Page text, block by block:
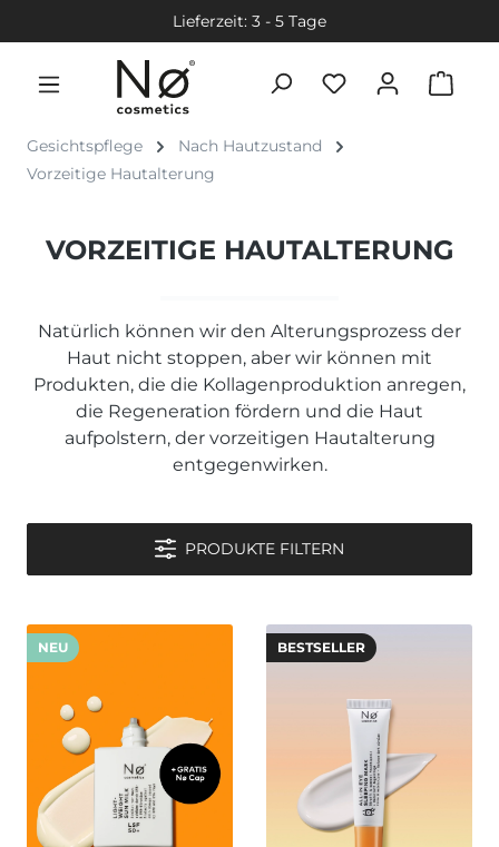
Lieferzeit: 3 - 5 Tage
Gesichtspflege
Nach Hautzustand
Vorzeitige Hautalterung
VORZEITIGE HAUTALTERUNG
Natürlich können wir den Alterungsprozess der
Haut nicht stoppen, aber wir können mit
Produkten, die die Kollagenproduktion anregen,
die Regeneration fördern und die Haut
aufpolstern, der vorzeitigen Hautalterung
entgegenwirken.
PRODUKTE FILTERN
NEU BESTSELLER